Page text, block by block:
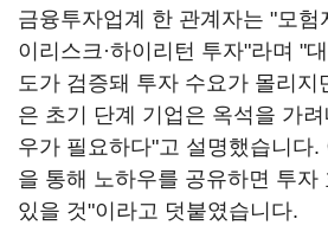
금융투자업계 한 관계자는 "모
이리스크·하이리턴 투자"라며 "
도가 검증돼 투자 수요가 몰리지
은 초기 단계 기업은 옥석을 가
우가 필요하다"고 설명했습니다.
을 통해 노하우를 공유하면 투자
있을 것"이라고 덧붙였습니다.